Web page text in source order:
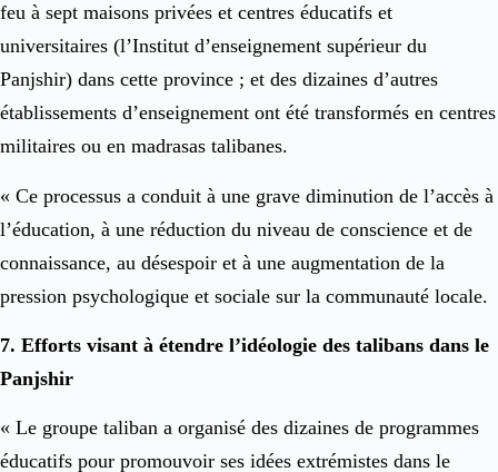
feu à sept maisons privées et centres éducatifs et
universitaires (l’Institut d’enseignement supérieur du
Panjshir) dans cette province ; et des dizaines d’autres
établissements d’enseignement ont été transformés en centres
militaires ou en madrasas talibanes.
« Ce processus a conduit à une grave diminution de l’accès à
l’éducation, à une réduction du niveau de conscience et de
connaissance, au désespoir et à une augmentation de la
pression psychologique et sociale sur la communauté locale.
7. Efforts visant à étendre l’idéologie des talibans dans le
Panjshir
« Le groupe taliban a organisé des dizaines de programmes
éducatifs pour promouvoir ses idées extrémistes dans le